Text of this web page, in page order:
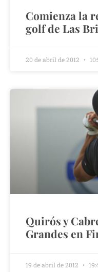
Comienza la
golf de Las
20 de abril de 2012
Quirós y
Grandes en
19 de abril de 2012